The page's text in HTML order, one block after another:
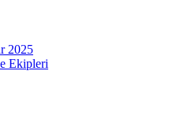
2025
Ekipleri